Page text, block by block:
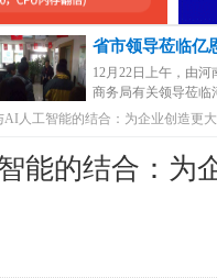
省市领导莅临亿
12月22日上午，由
商务局有关领导莅临
人工智能的结合：为企业创造更
能的结合：为